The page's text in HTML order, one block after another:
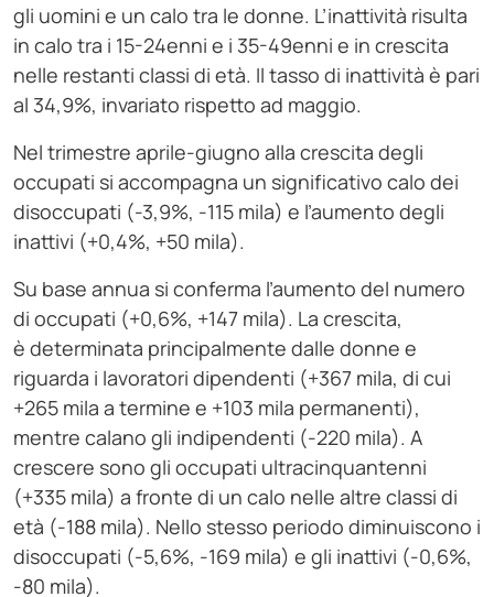
gli uomini e un calo tra le donne. L’inattività risulta
in calo tra i 15-24enni e i 35-49enni e in crescita
nelle restanti classi di età. Il tasso di inattività è pari
al 34,9%, invariato rispetto ad maggio.
Nel trimestre aprile-giugno alla crescita degli
occupati si accompagna un significativo calo dei
disoccupati (-3,9%, -115 mila) e l’aumento degli
inattivi (+0,4%, +50 mila).
Su base annua si conferma l’aumento del numero
di occupati (+0,6%, +147 mila). La crescita,
è determinata principalmente dalle donne e
riguarda i lavoratori dipendenti (+367 mila, di cui
+265 mila a termine e +103 mila permanenti),
mentre calano gli indipendenti (-220 mila). A
crescere sono gli occupati ultracinquantenni
(+335 mila) a fronte di un calo nelle altre classi di
età (-188 mila). Nello stesso periodo diminuiscono i
disoccupati (-5,6%, -169 mila) e gli inattivi (-0,6%,
-80 mila).